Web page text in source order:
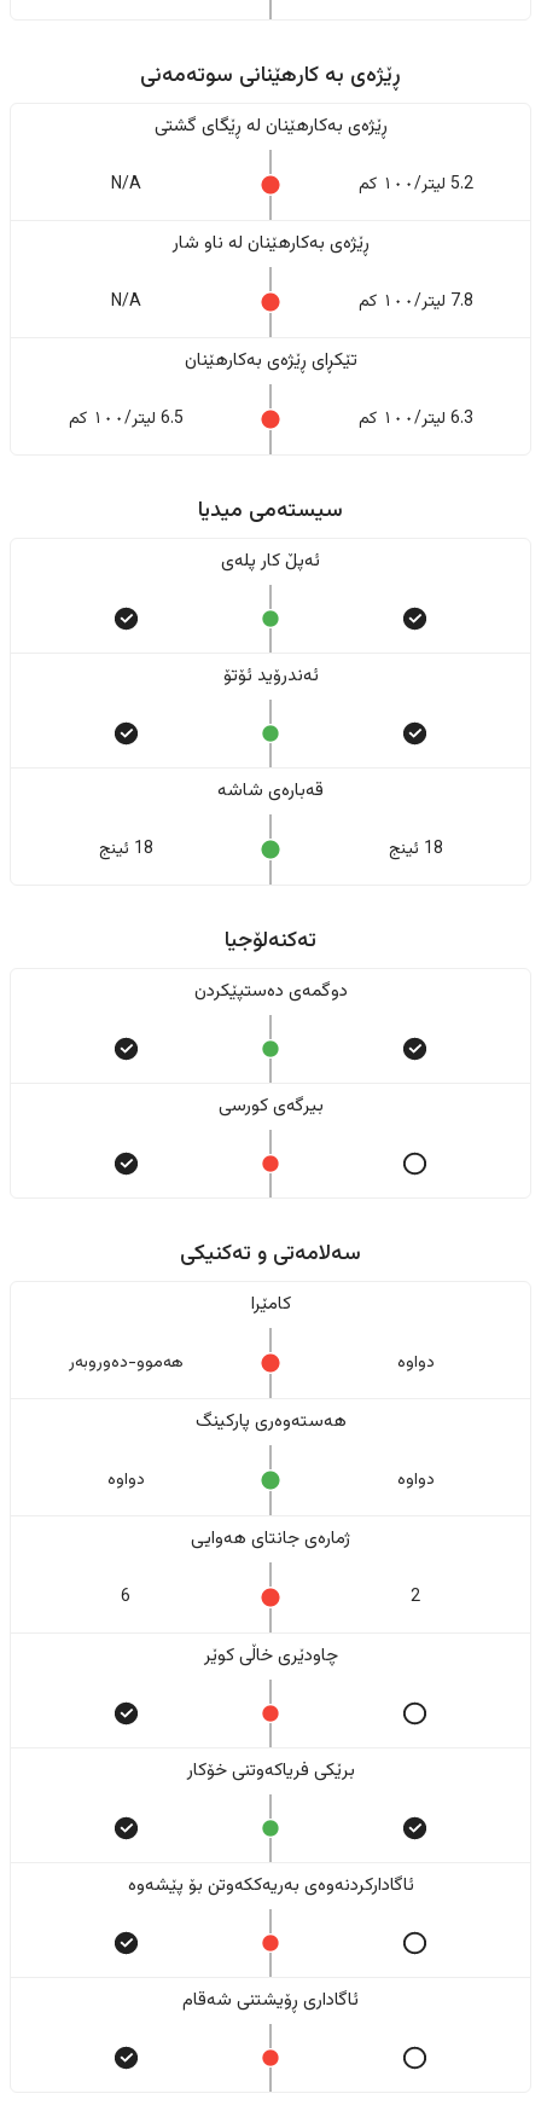
ڕێژەى به کارهێنانی سوتەمەنی
ڕێژەى بەکارهێنان له ڕێگای گشتی
5.2 لیتر/١٠٠ کم N/A
ڕێژەى بەکارهێنان له ناو شار
7.8 لیتر/١٠٠ کم N/A
تێکڕای ڕێژەى بەکارهێنان
6.3 لیتر/١٠٠ کم 6.5 لیتر/١٠٠ کم
سیستەمی میدیا
ئەپڵ کار پلەی
ئەندرۆید ئۆتۆ
قەبارەی شاشە
18 ئینج 18 ئینج
تەکنەلۆجیا
دوگمەی دەستپێکردن
بیرگەی کورسی
سەلامەتی و تەکنیکی
کامێرا
دواوە هەموو-دەوروبەر
هەستەوەری پارکینگ
دواوە دواوە
ژمارەی جانتای هەوایی
2
6
چاودێری خاڵی کوێر
برێکی فریاکەوتنی خۆکار
ئاگادارکردنەوەی بەریەککەوتن بۆ پێشەوە
ئاگاداری ڕۆیشتنی شەقام